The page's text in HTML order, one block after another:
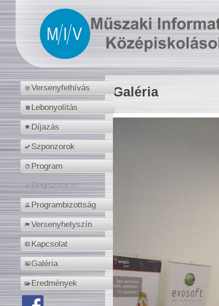
Versenyfelhívás
Lebonyolítás
Díjazás
Szponzorok
Program
Regisztráció
Programbizottság
Versenyhelyszín
Kapcsolat
Galéria
Eredmények
Galéria